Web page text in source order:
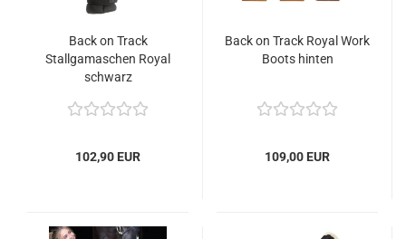
Back on Track
Stallgamaschen Royal
schwarz
102,90 EUR
Back on Track Royal Work
Boots hinten
109,00 EUR